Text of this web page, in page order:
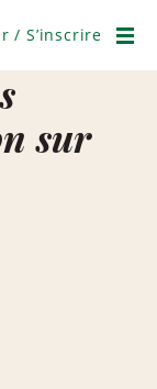
/ S’inscrire
sur